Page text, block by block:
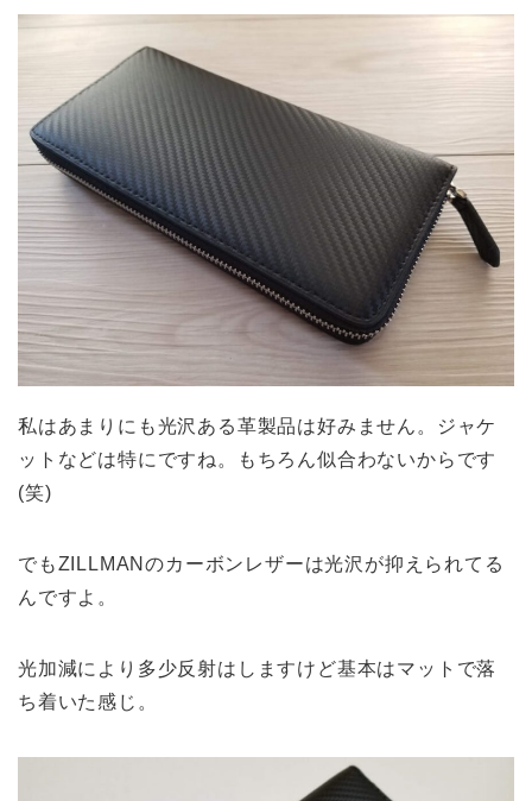
私はあまりにも光沢ある革製品は好みません。ジャケ
ットなどは特にですね。もちろん似合わないからです
(笑)
でもZILLMANのカーボンレザーは光沢が抑えられてる
んですよ。
光加減により多少反射はしますけど基本はマットで落
ち着いた感じ。